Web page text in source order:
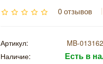
0 отзывов
Артикул:
MB-013162
Наличие:
Есть в